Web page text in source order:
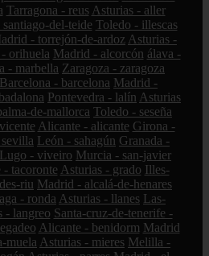
Tarragona - reus Asturias - aller
del-teide Toledo - illescas
- torrejón-de-ardoz Asturias -
orihuela Madrid - alcorcón álava -
- marbella Zaragoza - zaragoza
Barcelona - barcelona Madrid -
Pontevedra - lalín Asturias
de-mallorca Toledo - seseña
Alicante - alicante Girona -
León - sahagún Granada -
Lugo - viveiro Murcia - san-javier
- tacoronte Asturias - grado Illes-
riu Madrid - alcalá-de-henares
- ronda Asturias - llanes Las-
- langreo Santa-cruz-de-tenerife -
Alicante - benidorm Madrid
muela Asturias - mieres Melilla -